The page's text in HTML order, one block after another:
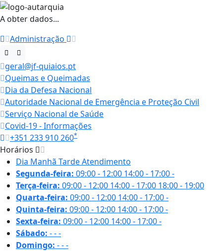
A obter dados...
Administração
geral@jf-quiaios.pt
Queimas e Queimadas
Dia da Defesa Nacional
Autoridade Nacional de Emergência e Proteção Civil
Serviço Nacional de Saúde
Covid-19 - Informações
+351 233 910 260*
Horários
Dia Manhã TardeAtendimento
Segunda-feira: 09:00 - 12:00 14:00 - 17:00-
Terça-feira: 09:00 - 12:00 14:00 - 17:00 18:00 - 19:00
Quarta-feira: 09:00 - 12:00 14:00 - 17:00-
Quinta-feira: 09:00 - 12:00 14:00 - 17:00-
Sexta-feira: 09:00 - 12:00 14:00 - 17:00-
Sábado: ---
Domingo: ---